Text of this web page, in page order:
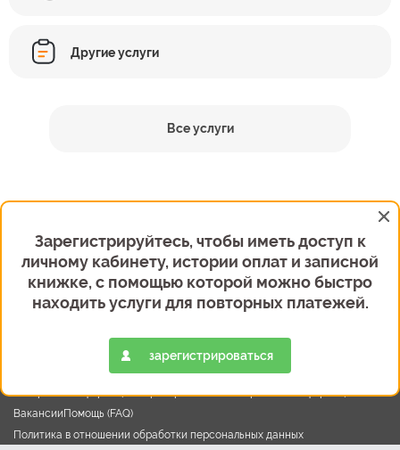
Другие услуги
Все услуги
Зарегистрируйтесь, чтобы иметь доступ к
личному кабинету, истории оплат и записной
книжке, с помощью которой можно быстро
находить услуги для повторных платежей.
зарегистрироваться
ВходРегистрация
8 (800) 700-26-62
Платежи и переводы История
ВакансииПомощь (FAQ)
Политика в отношении обработки персональных данных